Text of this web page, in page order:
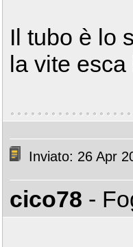
Il tubo è lo
la vite
Inviato: 26 Apr
cico78 -